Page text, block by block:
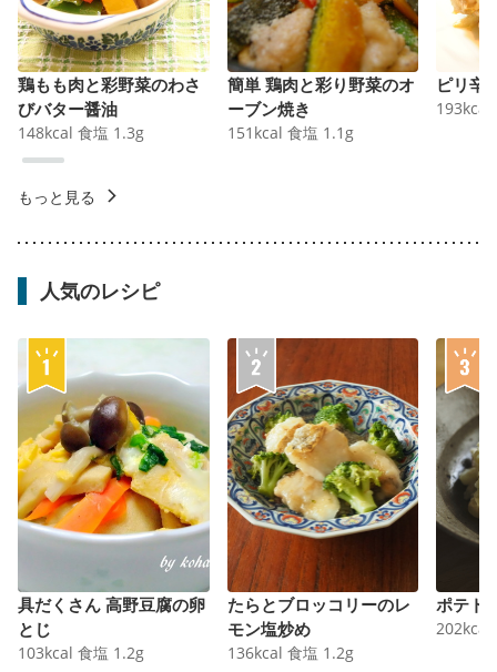
鶏もも肉と彩野菜のわさ
びバター醤油
148kcal 食塩 1.3g
簡単 鶏肉と彩り野菜のオ
ーブン焼き
151 kcal 食塩 1.1 g
ピリ辛
193kcal
もっと見る
人気のレシピ
具だくさん 高野豆腐の卵
とじ
103kcal 食塩 1.2g
たらとブロッコリーのレ
モン塩炒め
136kcal 食塩 1.2g
ポテト
202kcal